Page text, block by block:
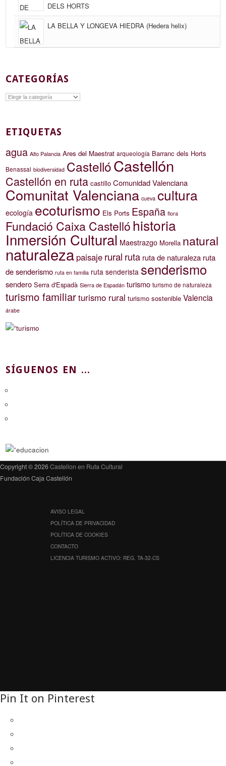
DELS HORTS
LA BELLA Y LONGEVA HIEDRA (Hedera helix)
CATEGORÍAS
Categorías
ETIQUETAS
agua Alto Palancia Ares del Maestrat arqueología Barranc dels Horts
Benassal biodiversidad CastellóCastellón
Castellón en ruta castillo Comunidad Valenciana
Comunitat Valenciana cueva cultura
ecología ecoturismo Els Ports España flora
Fundació Caixa Castellóhistoria
Inmersión Cultural Maestrazgo Morella natural
naturaleza paisaje rural ruta ruta de naturaleza ruta
de senderismo ruta en familia ruta senderista senderismo
sendero Serra d'Espadà Sierra de Espadán turismo turismo de naturaleza
turismo familiarturismo rural turismo sostenible Valencia
árabe
SÍGUENOS EN ...
Copyright © 2026Castellon en Ruta Cultural
Fundación Caja Castellón
AVISO LEGAL
POLÍTICA DE PRIVACIDAD
POLÍTICA DE COOKIES
CONTACTO
LICENCIA TURISMO ACTIVO: REG. TA-32-CS
Pin It on Pinterest